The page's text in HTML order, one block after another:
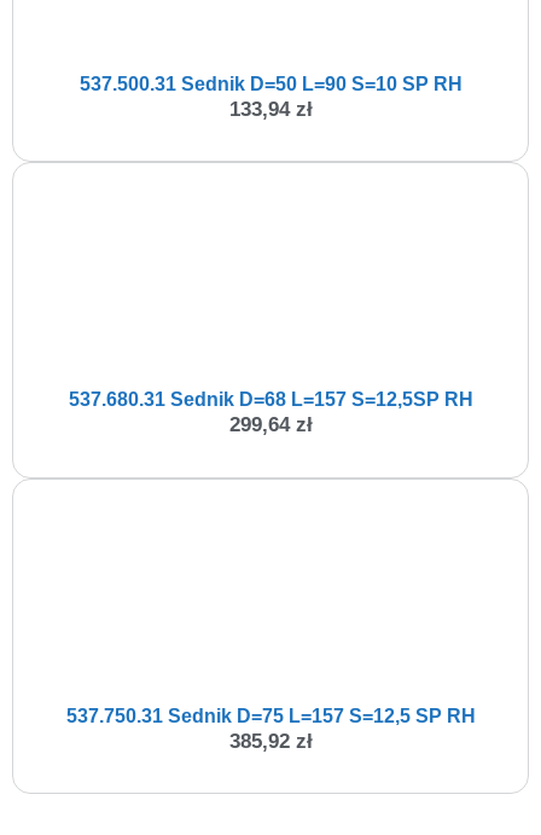
537.500.31 Sednik D=50 L=90 S=10 SP RH
133,94 zł
537.680.31 Sednik D=68 L=157 S=12,5SP RH
299,64 zł
537.750.31 Sednik D=75 L=157 S=12,5 SP RH
385,92 zł